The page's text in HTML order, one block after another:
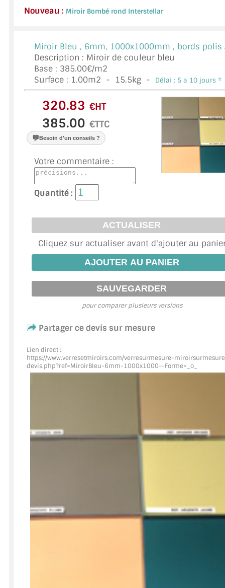
MIROIR ENCADRÉ
VERRE SUR MESURE
VERRE EXTRACLAIR
PAROI DE DOUCHE
VERRE FEUILLETÉ
VERRE ANTI-REFLET
VERRE LAQUÉ/CRÉDENCE
DALLE DE SOL EN VERRE
PORTE EN VERRE
GARDE CORPS EN VERRE
VERRIÈRE TYPE ATELIER
DOUBLE VITRAGE
LES FIXATIONS POUR MIROIR
PLATS ET CORNIÈRES
Nouveau : Miroir Bombé rond Interstellar
Miroir Bleu , 6mm, 1000x1000mm , bords polis
Description : Miroir de couleur bleu
Base : 385.00€/m2
Surface : 1.00m2 - 15.5kg - Délai : 5 a 10 jours *
€HT
€TTC
💬Besoin d'un conseils ?
Votre commentaire :
Quantité :
Cliquez sur actualiser avant d'ajouter au
pour comparer plusieurs versions
Partager ce devis sur mesure
Lien direct :
https://www.verresetmiroirs.com/verresurmesure-
devis.php?ref=MiroirBleu-6mm-1000x1000--Forme=_o_